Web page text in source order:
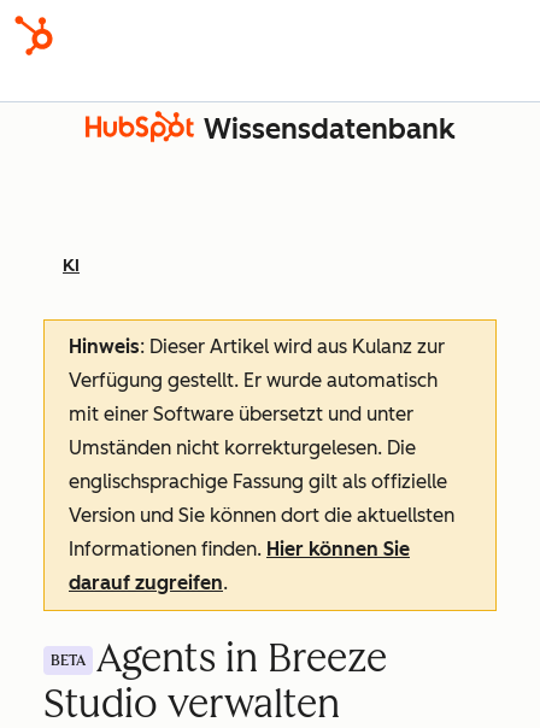
Wissensdatenbank
KI
Hinweis: Dieser Artikel wird aus Kulanz zur
Verfügung gestellt. Er wurde automatisch
mit einer Software übersetzt und unter
Umständen nicht korrekturgelesen. Die
englischsprachige Fassung gilt als offizielle
Version und Sie können dort die aktuellsten
Informationen finden. Hier können Sie
darauf zugreifen.
BETA
Agents in Breeze
Studio verwalten